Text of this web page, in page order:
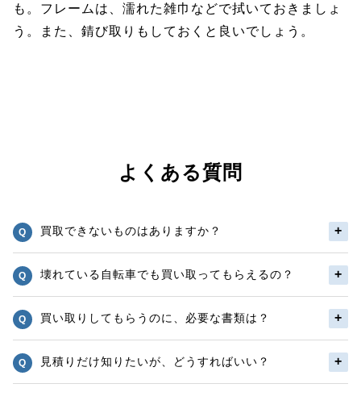
も。フレームは、濡れた雑巾などで拭いておきましょ
う。また、錆び取りもしておくと良いでしょう。
よくある質問
買取できないものはありますか？
壊れている自転車でも買い取ってもらえるの？
買い取りしてもらうのに、必要な書類は？
見積りだけ知りたいが、どうすればいい？